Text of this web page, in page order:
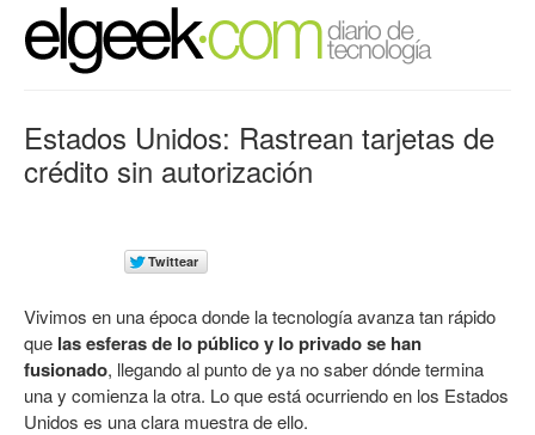
Estados Unidos: Rastrean tarjetas de
crédito sin autorización
Vivimos en una época donde la tecnología avanza tan rápido
que las esferas de lo público y lo privado se han
fusionado, llegando al punto de ya no saber dónde termina
una y comienza la otra. Lo que está ocurriendo en los Estados
Unidos es una clara muestra de ello.